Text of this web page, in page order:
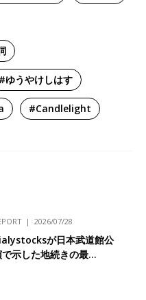
#ゆうやけしはす
#Candlelight
2026/07/28
が日本武道館公
で示した地続きの最…